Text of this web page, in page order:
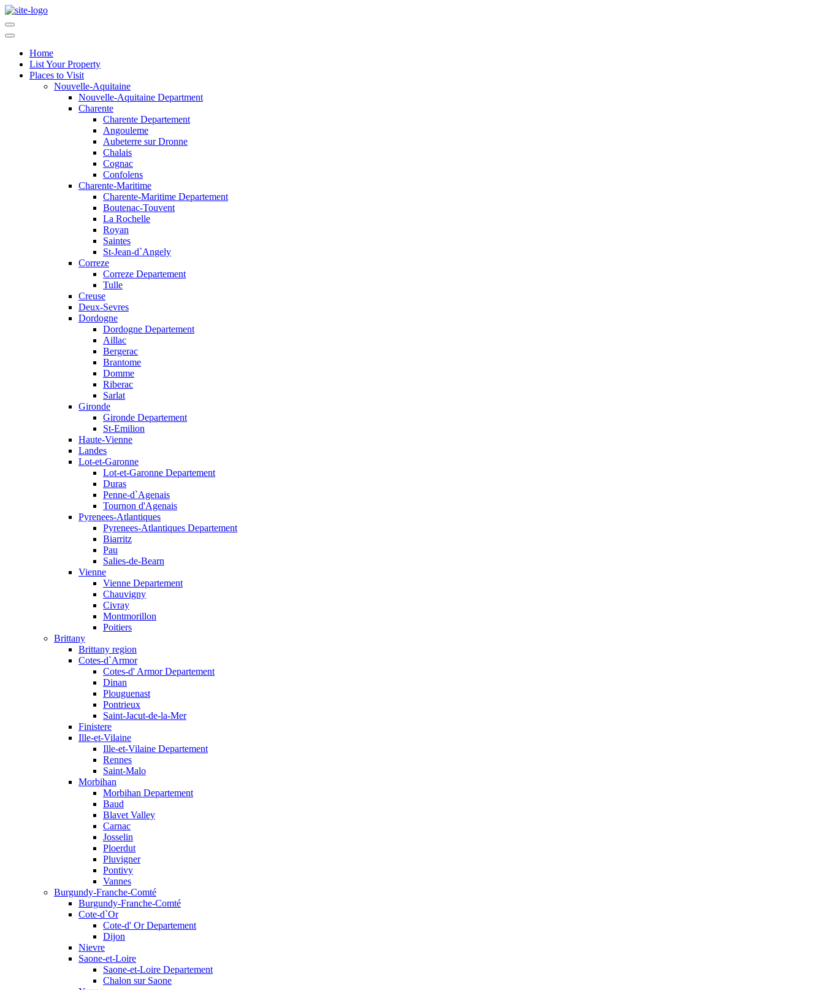
Home
List Your Property
Places to Visit
Nouvelle-Aquitaine
Nouvelle-Aquitaine Department
Charente
Charente Departement
Angouleme
Aubeterre sur Dronne
Chalais
Cognac
Confolens
Charente-Maritime
Charente-Maritime Departement
Boutenac-Touvent
La Rochelle
Royan
Saintes
St-Jean-d`Angely
Correze
Correze Departement
Tulle
Creuse
Deux-Sevres
Dordogne
Dordogne Departement
Aillac
Bergerac
Brantome
Domme
Riberac
Sarlat
Gironde
Gironde Departement
St-Emilion
Haute-Vienne
Landes
Lot-et-Garonne
Lot-et-Garonne Departement
Duras
Penne-d`Agenais
Tournon d'Agenais
Pyrenees-Atlantiques
Pyrenees-Atlantiques Departement
Biarritz
Pau
Salies-de-Bearn
Vienne
Vienne Departement
Chauvigny
Civray
Montmorillon
Poitiers
Brittany
Brittany region
Cotes-d`Armor
Cotes-d' Armor Departement
Dinan
Plouguenast
Pontrieux
Saint-Jacut-de-la-Mer
Finistere
Ille-et-Vilaine
Ille-et-Vilaine Departement
Rennes
Saint-Malo
Morbihan
Morbihan Departement
Baud
Blavet Valley
Carnac
Josselin
Ploerdut
Pluvigner
Pontivy
Vannes
Burgundy-Franche-Comté
Burgundy-Franche-Comté
Cote-d`Or
Cote-d' Or Departement
Dijon
Nievre
Saone-et-Loire
Saone-et-Loire Departement
Chalon sur Saone